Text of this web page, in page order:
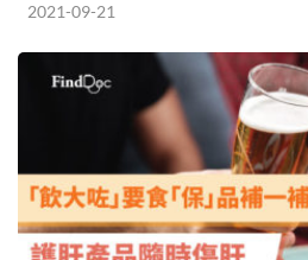
2021-09-21